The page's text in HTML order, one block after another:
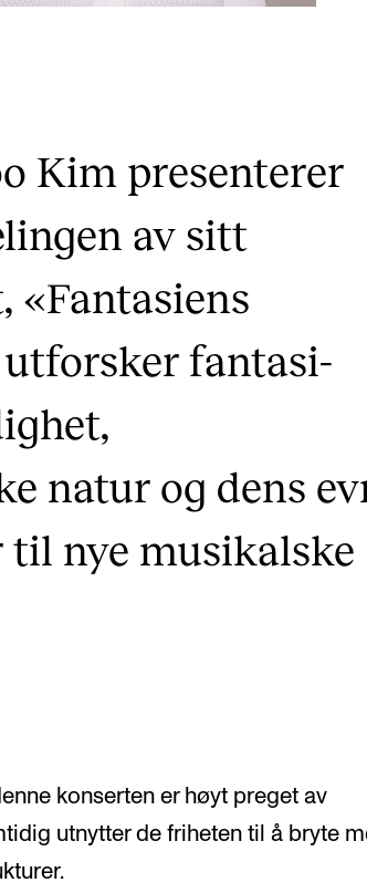
Kim presenterer
av sitt
«Fantasiens
fantasi-
natur og dens
til nye musikalske
konserten er høyt preget av
utnytter de friheten til å bryte